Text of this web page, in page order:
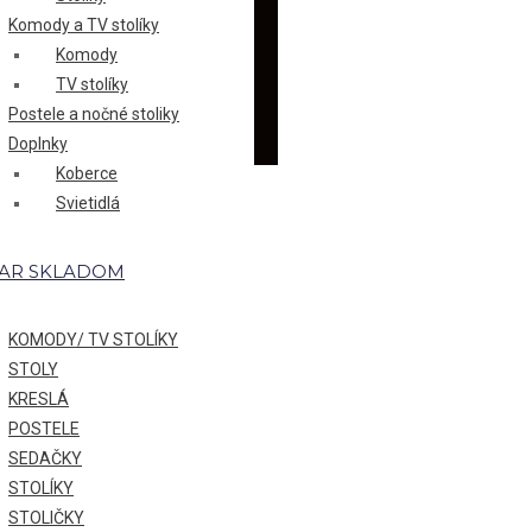
Komody a TV stolíky
Komody
TV stolíky
Postele a nočné stoliky
Doplnky
Koberce
Svietidlá
SKLADOM
KOMODY/ TV STOLÍKY
STOLY
KRESLÁ
POSTELE
SEDAČKY
STOLÍKY
STOLIČKY